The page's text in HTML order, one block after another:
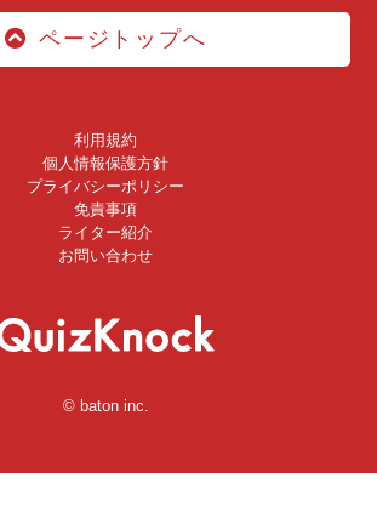
ページトップへ
利用規約
個人情報保護方針
プライバシーポリシー
免責事項
ライター紹介
お問い合わせ
© baton inc.